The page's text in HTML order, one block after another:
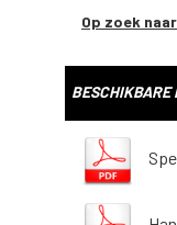
Op zoek
BESCHIKBARE